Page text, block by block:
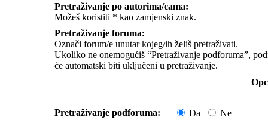
Pretraživanje po autorima/cama:
Možeš koristiti * kao zamjenski znak.
Pretraživanje foruma:
Označi forum/e unutar kojeg/ih želiš pretraživati.
Ukoliko ne onemogućiš “Pretraživanje podforuma”,
će automatski biti uključeni u pretraživanje.
Pretraživanje podforuma: Da Ne